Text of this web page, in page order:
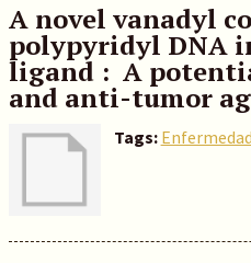
A novel vanadyl
polypyridyl DNA
ligand : A
and anti-tumor
Tags: